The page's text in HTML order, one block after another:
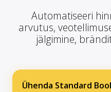
Automatiseeri
arvutus,
jälgimine,
Ühenda Standard